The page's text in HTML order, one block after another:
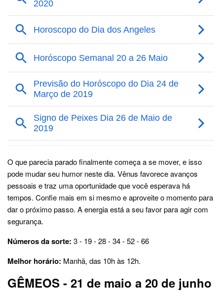
O que parecia parado finalmente começa a se mover, e isso
pode mudar seu humor neste dia. Vênus favorece avanços
pessoais e traz uma oportunidade que você esperava há
tempos. Confie mais em si mesmo e aproveite o momento para
dar o próximo passo. A energia está a seu favor para agir com
segurança.
Números da sorte: 3 - 19 - 28 - 34 - 52 - 66
Melhor horário: Manhã, das 10h às 12h.
GÊMEOS - 21 de maio a 20 de junho